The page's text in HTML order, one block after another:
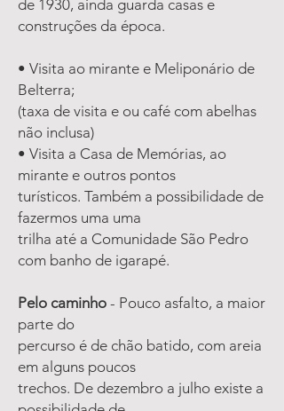
de 1930, ainda guarda casas e
construções da época.
• Visita ao mirante e Meliponário de
Belterra;
(taxa de visita e ou café com abelhas
não inclusa)
• Visita a Casa de Memórias, ao
mirante e outros pontos
turísticos. Também a possibilidade de
fazermos uma uma
trilha até a Comunidade São Pedro
com banho de igarapé.
Pelo caminho - Pouco asfalto, a maior
parte do
percurso é de chão batido, com areia
em alguns poucos
trechos. De dezembro a julho existe a